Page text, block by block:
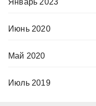
Январь 2023
Июнь 2020
Май 2020
Июль 2019